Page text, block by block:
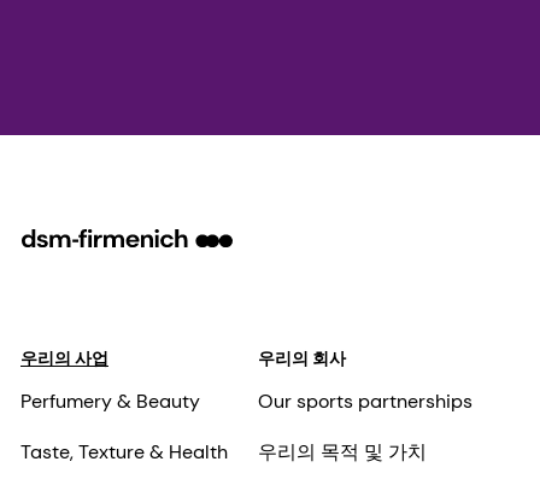
우리의 사업
Perfumery & Beauty
Taste, Texture & Health
우리의 회사
Our sports partnerships
우리의 목적 및 가치